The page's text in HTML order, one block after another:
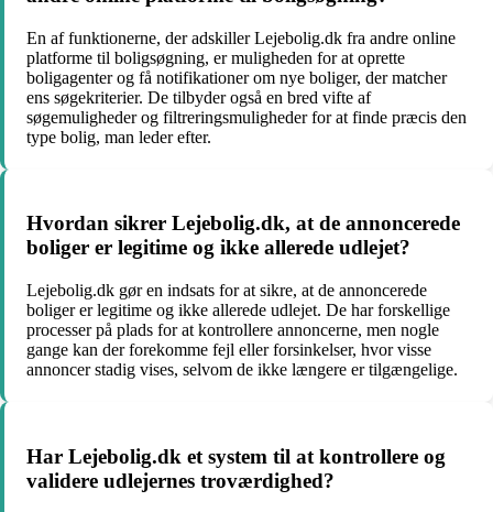
En af funktionerne, der adskiller Lejebolig.dk fra andre online
platforme til boligsøgning, er muligheden for at oprette
boligagenter og få notifikationer om nye boliger, der matcher
ens søgekriterier. De tilbyder også en bred vifte af
søgemuligheder og filtreringsmuligheder for at finde præcis den
type bolig, man leder efter.
Hvordan sikrer Lejebolig.dk, at de annoncerede
boliger er legitime og ikke allerede udlejet?
Lejebolig.dk gør en indsats for at sikre, at de annoncerede
boliger er legitime og ikke allerede udlejet. De har forskellige
processer på plads for at kontrollere annoncerne, men nogle
gange kan der forekomme fejl eller forsinkelser, hvor visse
annoncer stadig vises, selvom de ikke længere er tilgængelige.
Har Lejebolig.dk et system til at kontrollere og
validere udlejernes troværdighed?